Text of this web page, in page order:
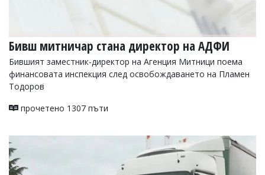
email:
v.vasilev@flagman.bg
Катя
Касабова,
еmail:k.kassabova@flagman.bg
Главен
редактор:
Колев,
email:
office@flagman.bg
Бивш митничар стана директор на АДФИ
Бившият заместник-директор на Агенция Митници поема
финансовата инспекция след освобождаването на Пламен
Тодоров
прочетено 1307 пъти